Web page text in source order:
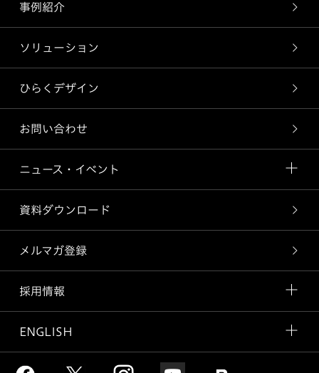
事例紹介
ソリューション
ひらくデザイン
お問い合わせ
ニュース・イベント
資料ダウンロード
メルマガ登録
採用情報
ENGLISH